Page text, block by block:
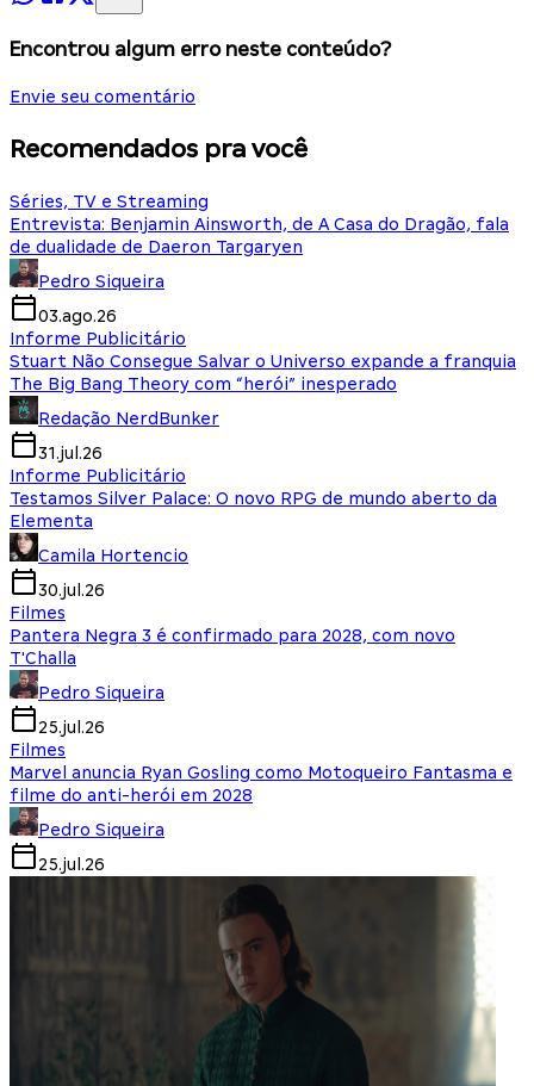
Encontrou algum erro neste conteúdo?
Envie seu comentário
Recomendados pra você
Séries, TV e Streaming
Entrevista: Benjamin Ainsworth, de A Casa do Dragão, fala
de dualidade de Daeron Targaryen
Pedro Siqueira
03.ago.26
Informe Publicitário
Stuart Não Consegue Salvar o Universo expande a franquia
The Big Bang Theory com “herói” inesperado
Redação NerdBunker
31.jul.26
Informe Publicitário
Testamos Silver Palace: O novo RPG de mundo aberto da
Elementa
Camila Hortencio
30.jul.26
Filmes
Pantera Negra 3 é confirmado para 2028, com novo
T'Challa
Pedro Siqueira
25.jul.26
Filmes
Marvel anuncia Ryan Gosling como Motoqueiro Fantasma e
filme do anti-herói em 2028
Pedro Siqueira
25.jul.26